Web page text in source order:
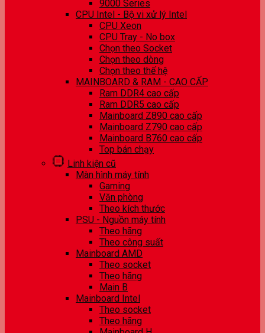
9000 Series
CPU Intel - Bộ vi xử lý Intel
CPU Xeon
CPU Tray - No box
Chọn theo Socket
Chọn theo dòng
Chọn theo thế hệ
MAINBOARD & RAM - CAO CẤP
Ram DDR4 cao cấp
Ram DDR5 cao cấp
Mainboard Z890 cao cấp
Mainboard Z790 cao cấp
Mainboard B760 cao cấp
Top bán chạy
Linh kiện cũ
Màn hình máy tính
Gaming
Văn phòng
Theo kích thước
PSU - Nguồn máy tính
Theo hãng
Theo công suất
Mainboard AMD
Theo socket
Theo hãng
Main B
Mainboard Intel
Theo socket
Theo hãng